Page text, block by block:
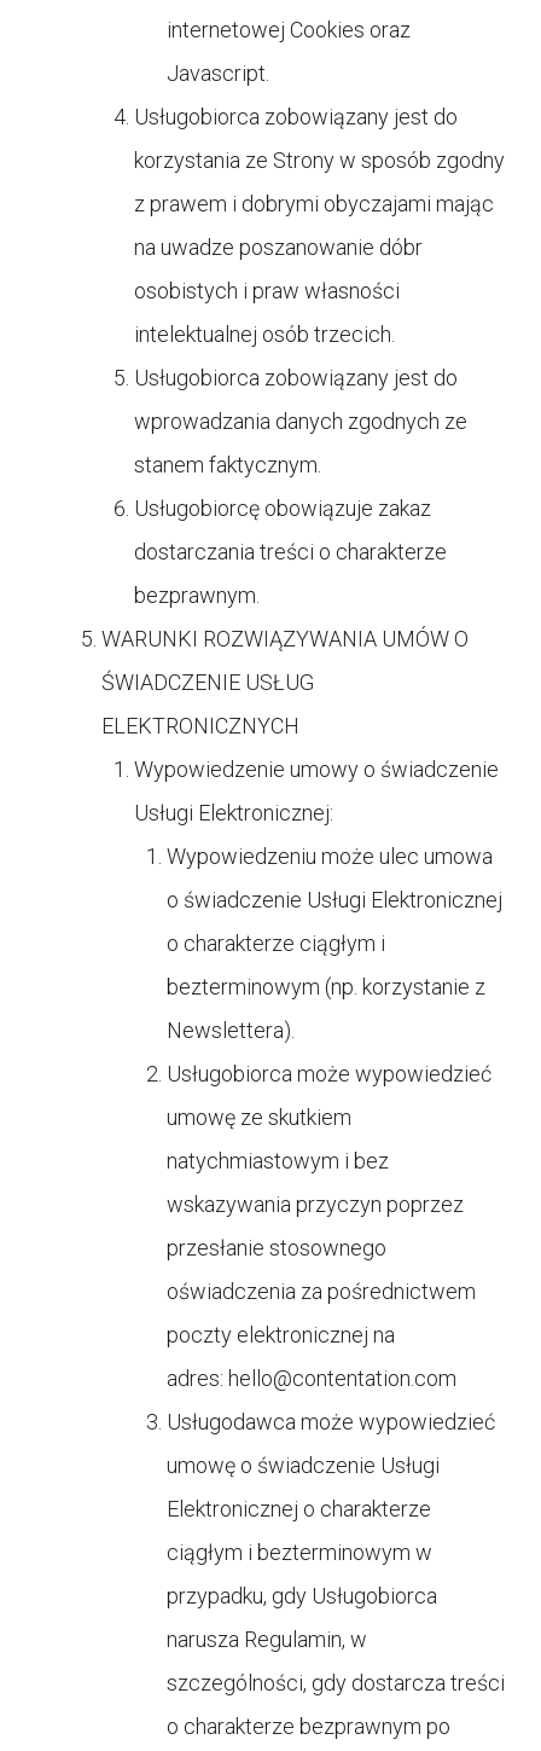
internetowej Cookies oraz
Javascript.
Usługobiorca zobowiązany jest do
korzystania ze Strony w sposób zgodny
z prawem i dobrymi obyczajami mając
na uwadze poszanowanie dóbr
osobistych i praw własności
intelektualnej osób trzecich.
Usługobiorca zobowiązany jest do
wprowadzania danych zgodnych ze
stanem faktycznym.
Usługobiorcę obowiązuje zakaz
dostarczania treści o charakterze
bezprawnym.
WARUNKI ROZWIĄZYWANIA UMÓW O
ŚWIADCZENIE USŁUG
ELEKTRONICZNYCH
Wypowiedzenie umowy o świadczenie
Usługi Elektronicznej:
Wypowiedzeniu może ulec umowa
o świadczenie Usługi Elektronicznej
o charakterze ciągłym i
bezterminowym (np. korzystanie z
Newslettera).
Usługobiorca może wypowiedzieć
umowę ze skutkiem
natychmiastowym i bez
wskazywania przyczyn poprzez
przesłanie stosownego
oświadczenia za pośrednictwem
poczty elektronicznej na
adres: hello@contentation.com
Usługodawca może wypowiedzieć
umowę o świadczenie Usługi
Elektronicznej o charakterze
ciągłym i bezterminowym w
przypadku, gdy Usługobiorca
narusza Regulamin, w
szczególności, gdy dostarcza treści
o charakterze bezprawnym po